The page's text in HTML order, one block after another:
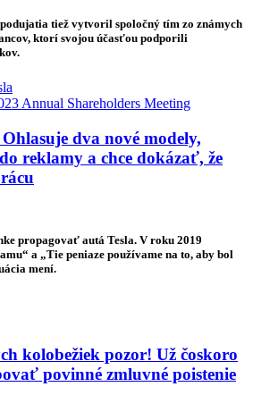
tiež vytvoril spoločný tím zo známych
ktorí svojou účasťou podporili
dva nové modely,
reklamy a chce dokázať, že
propagovať autá Tesla. V roku 2019
a „Tie peniaze používame na to, aby bol
mení.
kolobežiek pozor! Už čoskoro
povinné zmluvné poistenie